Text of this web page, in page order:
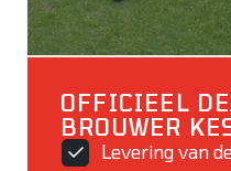
OFFICIEEL
BROUWER
Levering van